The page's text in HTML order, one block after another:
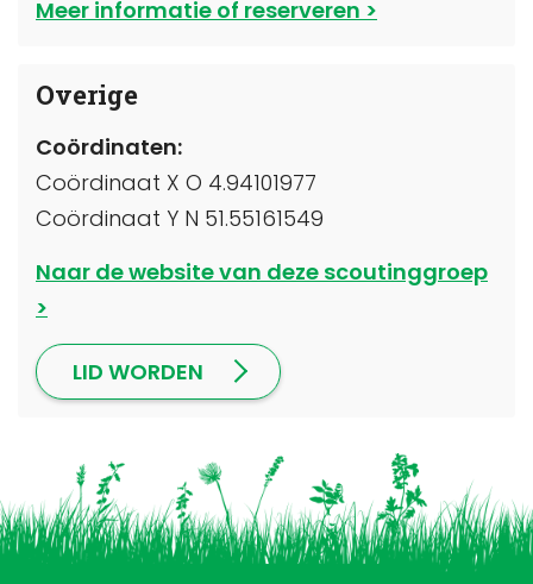
Meer informatie of reserveren
Overige
Coördinaten:
Coördinaat X O 4.94101977
Coördinaat Y N 51.55161549
Naar de website van deze scoutinggroep
LID WORDEN